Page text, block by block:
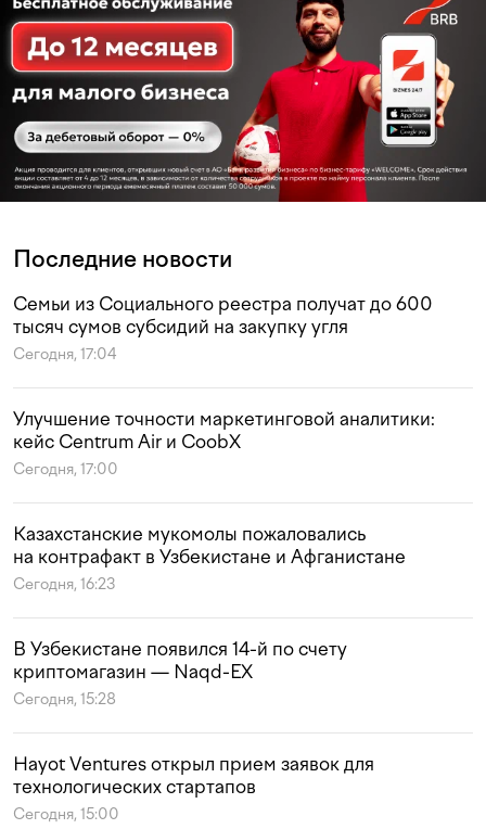
Последние новости
Семьи из Социального реестра получат до 600
тысяч сумов субсидий на закупку угля
Сегодня, 17:04
Улучшение точности маркетинговой аналитики:
кейс Centrum Air и CoobX
Сегодня, 17:00
Казахстанские мукомолы пожаловались
на контрафакт в Узбекистане и Афганистане
Сегодня, 16:23
В Узбекистане появился 14-й по счету
криптомагазин — Naqd-EX
Сегодня, 15:28
Hayot Ventures открыл прием заявок для
технологических стартапов
Сегодня, 15:00